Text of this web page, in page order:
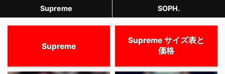
Supreme SOPH.
Supreme
Supreme サイズ表と
価格